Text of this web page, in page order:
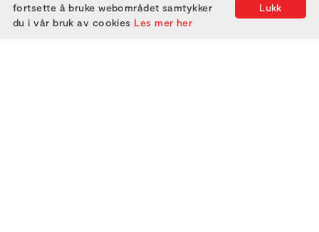
2020
2025
Lukk
fortsette å bruke webområdet samtykker
du i vår bruk av cookies Les mer her